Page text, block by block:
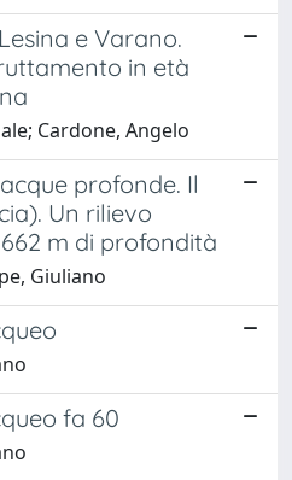
e Varano.
in età
Cardone, Angelo
profonde. Il
Un rilievo
m di profondità
Giuliano
fa 60